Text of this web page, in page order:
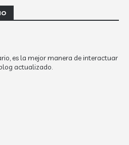
es la mejor manera de interactuar
actualizado.